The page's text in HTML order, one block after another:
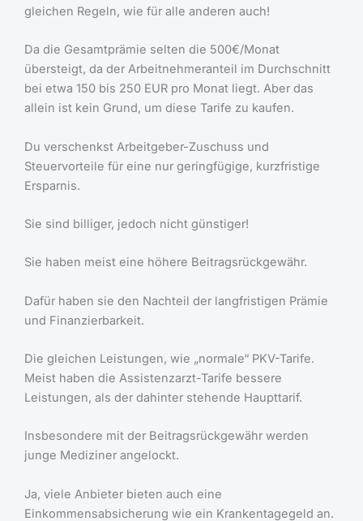
gleichen Regeln, wie für alle anderen auch!
Da die Gesamtprämie selten die 500€/Monat
übersteigt, da der Arbeitnehmeranteil im Durchschnitt
bei etwa 150 bis 250 EUR pro Monat liegt. Aber das
allein ist kein Grund, um diese Tarife zu kaufen.
Du verschenkst Arbeitgeber-Zuschuss und
Steuervorteile für eine nur geringfügige, kurzfristige
Ersparnis.
Sie sind billiger, jedoch nicht günstiger!
Sie haben meist eine höhere Beitragsrückgewähr.
Dafür haben sie den Nachteil der langfristigen Prämie
und Finanzierbarkeit.
Die gleichen Leistungen, wie „normale“ PKV-Tarife.
Meist haben die Assistenzarzt-Tarife bessere
Leistungen, als der dahinter stehende Haupttarif.
Insbesondere mit der Beitragsrückgewähr werden
junge Mediziner angelockt.
Ja, viele Anbieter bieten auch eine
Einkommensabsicherung wie ein Krankentagegeld an.